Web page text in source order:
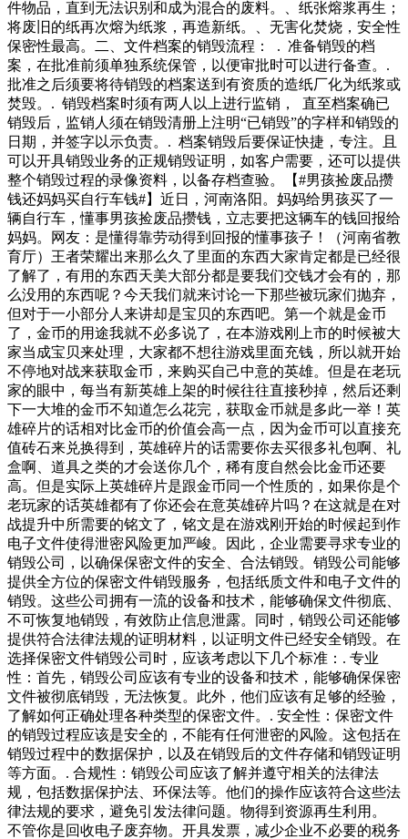
件物品，直到无法识别和成为混合的废料。、纸张熔浆再生；
将废旧的纸再次熔为纸浆，再造新纸。、无害化焚烧，安全性
保密性最高。二、文件档案的销毁流程： . 准备销毁的档
案，在批准前须单独系统保管，以便审批时可以进行备查。.
批准之后须要将待销毁的档案送到有资质的造纸厂化为纸浆或
焚毁。. 销毁档案时须有两人以上进行监销， 直至档案确已
销毁后，监销人须在销毁清册上注明“已销毁”的字样和销毁的
日期，并签字以示负责。. 档案销毁后要保证快捷，专注。且
可以开具销毁业务的正规销毁证明，如客户需要，还可以提供
整个销毁过程的录像资料，以备存档查验。【#男孩捡废品攒
钱还妈妈买自行车钱#】近日，河南洛阳。妈妈给男孩买了一
辆自行车，懂事男孩捡废品攒钱，立志要把这辆车的钱回报给
妈妈。网友：是懂得靠劳动得到回报的懂事孩子！（河南省教
育厅）王者荣耀出来那么久了里面的东西大家肯定都是已经很
了解了，有用的东西天美大部分都是要我们交钱才会有的，那
么没用的东西呢？今天我们就来讨论一下那些被玩家们抛弃，
但对于一小部分人来讲却是宝贝的东西吧。第一个就是金币
了，金币的用途我就不必多说了，在本游戏刚上市的时候被大
家当成宝贝来处理，大家都不想往游戏里面充钱，所以就开始
不停地对战来获取金币，来购买自己中意的英雄。但是在老玩
家的眼中，每当有新英雄上架的时候往往直接秒掉，然后还剩
下一大堆的金币不知道怎么花完，获取金币就是多此一举！英
雄碎片的话相对比金币的价值会高一点，因为金币可以直接充
值砖石来兑换得到，英雄碎片的话需要你去买很多礼包啊、礼
盒啊、道具之类的才会送你几个，稀有度自然会比金币还要
高。但是实际上英雄碎片是跟金币同一个性质的，如果你是个
老玩家的话英雄都有了你还会在意英雄碎片吗？在这就是在对
战提升中所需要的铭文了，铭文是在游戏刚开始的时候起到作
电子文件使得泄密风险更加严峻。因此，企业需要寻求专业的
销毁公司，以确保保密文件的安全、合法销毁。销毁公司能够
提供全方位的保密文件销毁服务，包括纸质文件和电子文件的
销毁。这些公司拥有一流的设备和技术，能够确保文件彻底、
不可恢复地销毁，有效防止信息泄露。同时，销毁公司还能够
提供符合法律法规的证明材料，以证明文件已经安全销毁。在
选择保密文件销毁公司时，应该考虑以下几个标准：. 专业
性：首先，销毁公司应该有专业的设备和技术，能够确保保密
文件被彻底销毁，无法恢复。此外，他们应该有足够的经验，
了解如何正确处理各种类型的保密文件。. 安全性：保密文件
的销毁过程应该是安全的，不能有任何泄密的风险。这包括在
销毁过程中的数据保护，以及在销毁后的文件存储和销毁证明
等方面。. 合规性：销毁公司应该了解并遵守相关的法律法
规，包括数据保护法、环保法等。他们的操作应该符合这些法
律法规的要求，避免引发法律问题。物得到资源再生利用。
不管你是回收电子废弃物。开具发票，减少企业不必要的税务